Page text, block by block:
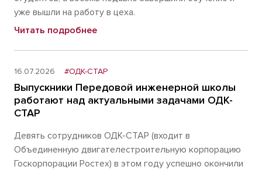
уже вышли на работу в цеха.
Читать подробнее
16.07.2026 #ОДК-СТАР
Выпускники Передовой инженерной школы
работают над актуальными задачами ОДК-
СТАР
Девять сотрудников ОДК-СТАР (входит в
Объединенную двигателестроительную корпорацию
Госкорпорации Ростех) в этом году успешно окончили